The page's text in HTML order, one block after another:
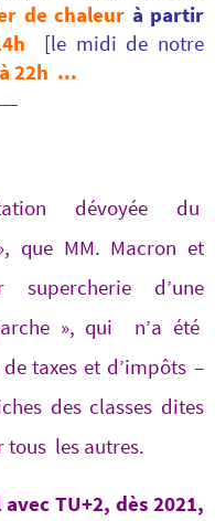
de chaleur à partir
[le midi de notre
22h ...
dévoyée du
que MM. Macron et
d’une
», qui n’a été
taxes et d’impôts –
des classes dites
tous les autres.
TU+2, dès 2021,